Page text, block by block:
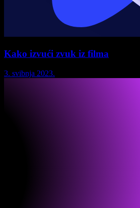
Kako izvući zvuk iz filma
3. svibnja 2023.